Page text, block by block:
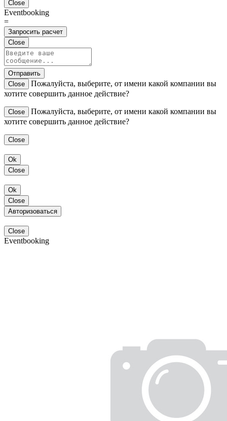
Close
Eventbooking
=
Запросить расчет
Close
Отправить
Close
Пожалуйста, выберите, от имени какой компании вы
хотите совершить данное действие?
Close
Пожалуйста, выберите, от имени какой компании вы
хотите совершить данное действие?
Close
Ok
Close
Ok
Close
Авторизоваться
Close
Eventbooking